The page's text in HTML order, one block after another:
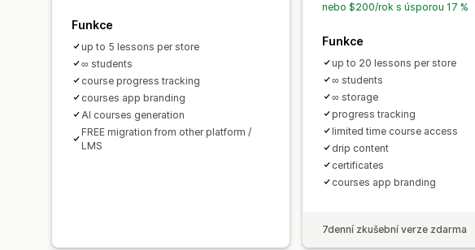
Funkce
up to 5 lessons per store
∞ students
course progress tracking
courses app branding
AI courses generation
FREE migration from other platform /
LMS
nebo $200/rok s úsporou 17 %
Funkce
up to 20 lessons per store
∞ students
∞ storage
progress tracking
limited time course access
drip content
certificates
courses app branding
7denní zkušební verze zdarma